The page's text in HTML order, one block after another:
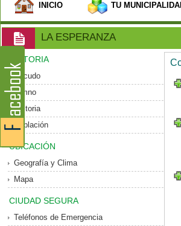
INICIO TU
LA ESPERANZA
HISTORIA
Escudo
Himno
Historia
Población
UBICACIÓN
Geografía y Clima
Mapa
CIUDAD SEGURA
Teléfonos de Emergencia